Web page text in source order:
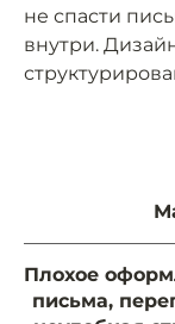
не спасти
внутри.
Плохое
письма,